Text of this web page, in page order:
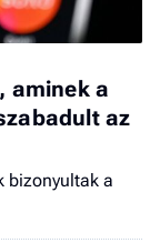
aminek a
az
bizonyultak a